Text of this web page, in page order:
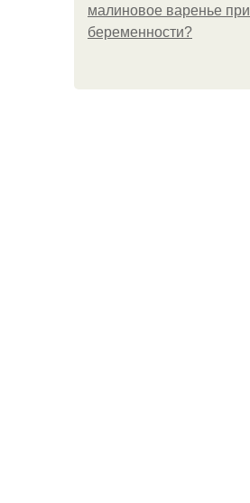
малиновое варенье при
беременности?